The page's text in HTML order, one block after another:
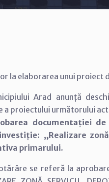
la elaborarea unui proiect
Arad anunță
a proiectului următorului
documentației de
,,Realizare
primarului.
se referă la